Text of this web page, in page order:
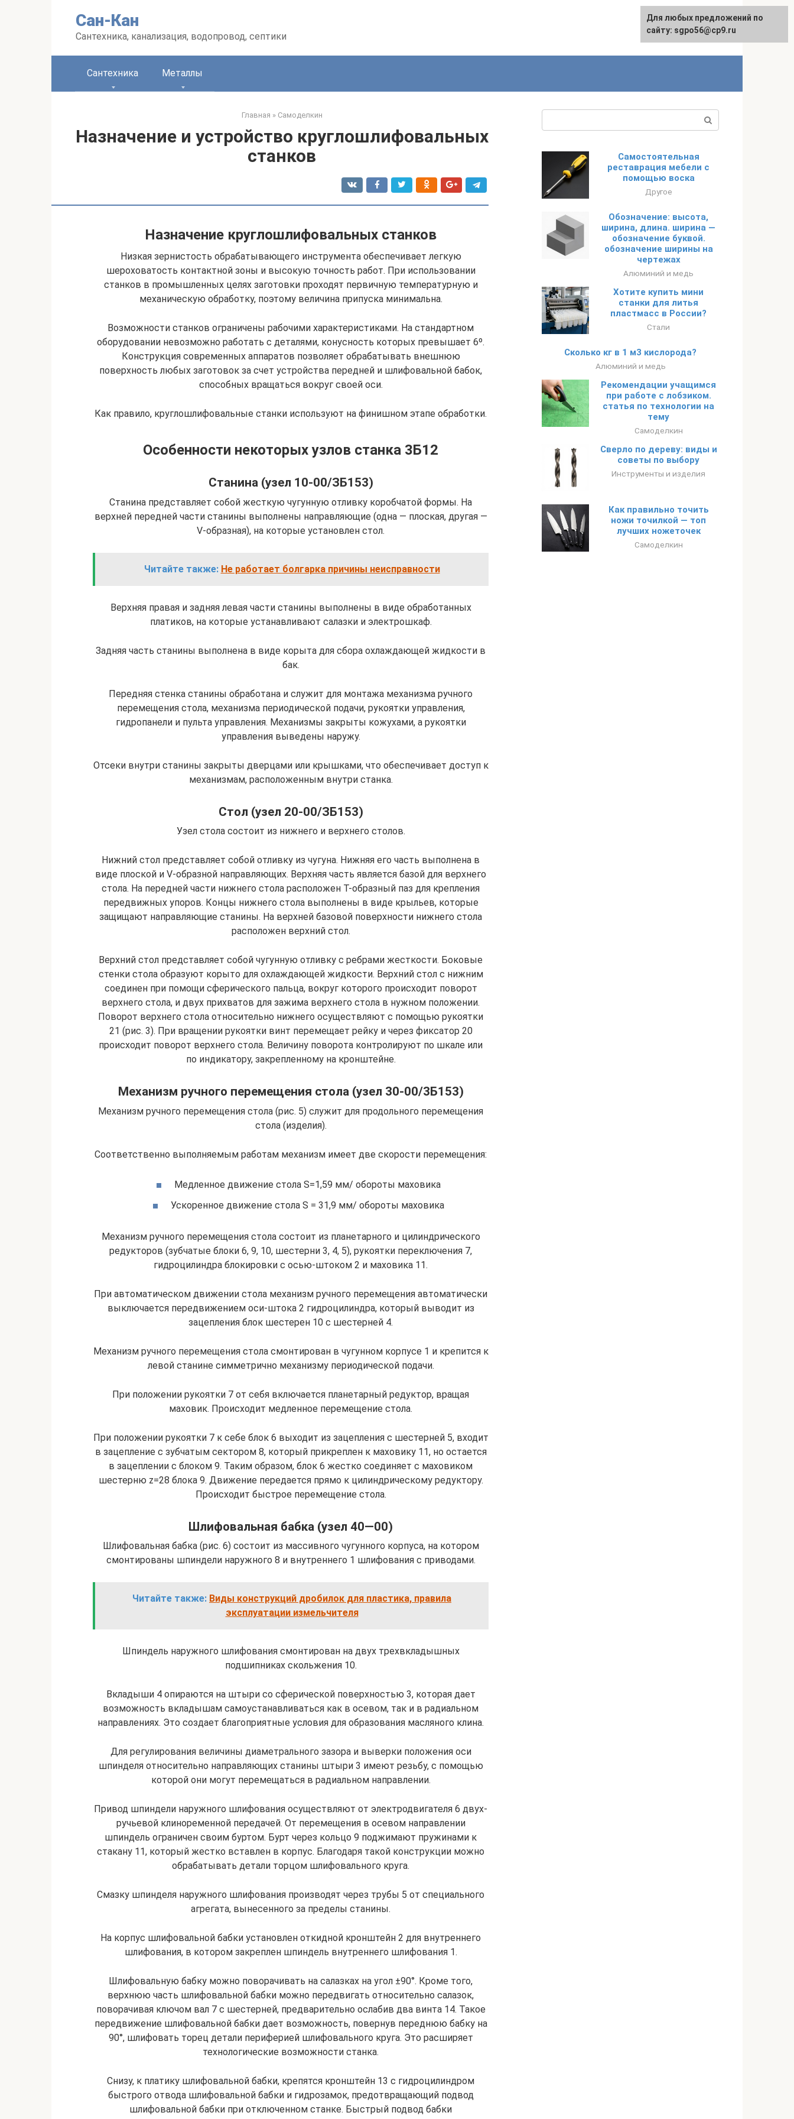
Сан-Кан
Сантехника, канализация, водопровод, септики
English
Сантехника Металлы
Главная » Самоделкин
Назначение и устройство круглошлифовальных
станков
Назначение круглошлифовальных станков
Низкая зернистость обрабатывающего инструмента обеспечивает легкую
шероховатость контактной зоны и высокую точность работ. При использовании
станков в промышленных целях заготовки проходят первичную температурную и
механическую обработку, поэтому величина припуска минимальна.
Возможности станков ограничены рабочими характеристиками. На стандартном
оборудовании невозможно работать с деталями, конусность которых превышает 6º.
Конструкция современных аппаратов позволяет обрабатывать внешнюю
поверхность любых заготовок за счет устройства передней и шлифовальной бабок,
способных вращаться вокруг своей оси.
Как правило, круглошлифовальные станки используют на финишном этапе обработки.
Особенности некоторых узлов станка 3Б12
Станина (узел 10-00/ЗБ153)
Станина представляет собой жесткую чугунную отливку коробчатой формы. На
верхней передней части станины выполнены направляющие (одна — плоская, другая —
V-образная), на которые установлен стол.
Читайте также: Не работает болгарка причины неисправности
Верхняя правая и задняя левая части станины выполнены в виде обработанных
платиков, на которые устанавливают салазки и электрошкаф.
Задняя часть станины выполнена в виде корыта для сбора охлаждающей жидкости в
бак.
Передняя стенка станины обработана и служит для монтажа механизма ручного
перемещения стола, механизма периодической подачи, рукоятки управления,
гидропанели и пульта управления. Механизмы закрыты кожухами, а рукоятки
управления выведены наружу.
Отсеки внутри станины закрыты дверцами или крышками, что обеспечивает доступ к
механизмам, расположенным внутри станка.
Стол (узел 20-00/ЗБ153)
Узел стола состоит из нижнего и верхнего столов.
Нижний стол представляет собой отливку из чугуна. Нижняя его часть выполнена в
виде плоской и V-образной направляющих. Верхняя часть является базой для верхнего
стола. На передней части нижнего стола расположен Т-образный паз для крепления
передвижных упоров. Концы нижнего стола выполнены в виде крыльев, которые
защищают направляющие станины. На верхней базовой поверхности нижнего стола
расположен верхний стол.
Верхний стол представляет собой чугунную отливку с ребрами жесткости. Боковые
стенки стола образуют корыто для охлаждающей жидкости. Верхний стол с нижним
соединен при помощи сферического пальца, вокруг которого происходит поворот
верхнего стола, и двух прихватов для зажима верхнего стола в нужном положении.
Поворот верхнего стола относительно нижнего осуществляют с помощью рукоятки
21 (рис. 3). При вращении рукоятки винт перемещает рейку и через фиксатор 20
происходит поворот верхнего стола. Величину поворота контролируют по шкале или
по индикатору, закрепленному на кронштейне.
Механизм ручного перемещения стола (узел 30-00/3Б153)
Механизм ручного перемещения стола (рис. 5) служит для продольного перемещения
стола (изделия).
Соответственно выполняемым работам механизм имеет две скорости перемещения:
Медленное движение стола S=1,59 мм/ обороты маховика
Ускоренное движение стола S = 31,9 мм/ обороты маховика
Механизм ручного перемещения стола состоит из планетарного и цилиндрического
редукторов (зубчатые блоки 6, 9, 10, шестерни 3, 4, 5), рукоятки переключения 7,
гидроцилиндра блокировки с осью-штоком 2 и маховика 11.
При автоматическом движении стола механизм ручного перемещения автоматически
выключается передвижением оси-штока 2 гидроцилиндра, который выводит из
зацепления блок шестерен 10 с шестерней 4.
Механизм ручного перемещения стола смонтирован в чугунном корпусе 1 и крепится к
левой станине симметрично механизму периодической подачи.
При положении рукоятки 7 от себя включается планетарный редуктор, вращая
маховик. Происходит медленное перемещение стола.
При положении рукоятки 7 к себе блок 6 выходит из зацепления с шестерней 5, входит
в зацепление с зубчатым сектором 8, который прикреплен к маховику 11, но остается
в зацеплении с блоком 9. Таким образом, блок 6 жестко соединяет с маховиком
шестерню z=28 блока 9. Движение передается прямо к цилиндрическому редуктору.
Происходит быстрое перемещение стола.
Шлифовальная бабка (узел 40—00)
Шлифовальная бабка (рис. 6) состоит из массивного чугунного корпуса, на котором
смонтированы шпиндели наружного 8 и внутреннего 1 шлифования с приводами.
Читайте также: Виды конструкций дробилок для пластика, правила
эксплуатации измельчителя
Шпиндель наружного шлифования смонтирован на двух трехвкладышных
подшипниках скольжения 10.
Вкладыши 4 опираются на штыри со сферической поверхностью 3, которая дает
возможность вкладышам самоустанавливаться как в осевом, так и в радиальном
направлениях. Это создает благоприятные условия для образования масляного клина.
Для регулирования величины диаметрального зазора и выверки положения оси
шпинделя относительно направляющих станины штыри 3 имеют резьбу, с помощью
которой они могут перемещаться в радиальном направлении.
Привод шпиндели наружного шлифования осуществляют от электродвигателя 6 двух-
ручьевой клиноременной передачей. От перемещения в осевом направлении
шпиндель ограничен своим буртом. Бурт через кольцо 9 поджимают пружинами к
стакану 11, который жестко вставлен в корпус. Благодаря такой конструкции можно
обрабатывать детали торцом шлифовального круга.
Смазку шпинделя наружного шлифования производят через трубы 5 от специального
агрегата, вынесенного за пределы станины.
На корпус шлифовальной бабки установлен откидной кронштейн 2 для внутреннего
шлифования, в котором закреплен шпиндель внутреннего шлифования 1.
Шлифовальную бабку можно поворачивать на салазках на угол ±90°. Кроме того,
верхнюю часть шлифовальной бабки можно передвигать относительно салазок,
поворачивая ключом вал 7 с шестерней, предварительно ослабив два винта 14. Такое
передвижение шлифовальной бабки дает возможность, повернув переднюю бабку на
90°, шлифовать торец детали периферией шлифовального круга. Это расширяет
технологические возможности станка.
Снизу, к платику шлифовальной бабки, крепятся кронштейн 13 с гидроцилиндром
быстрого отвода шлифовальной бабки и гидрозамок, предотвращающий подвод
шлифовальной бабки при отключенном станке. Быстрый подвод бабки
Самостоятельная
реставрация мебели с
помощью воска
Другое
Обозначение: высота,
ширина, длина. ширина —
обозначение буквой.
обозначение ширины на
чертежах
Алюминий и медь
Хотите купить мини
станки для литья
пластмасс в России?
Стали
Сколько кг в 1 м3 кислорода?
Алюминий и медь
Рекомендации учащимся
при работе с лобзиком.
статья по технологии на
тему
Самоделкин
Сверло по дереву: виды и
советы по выбору
Инструменты и изделия
Как правильно точить
ножи точилкой — топ
лучших ножеточек
Самоделкин
Для любых предложений по
сайту: sgpo56@cp9.ru